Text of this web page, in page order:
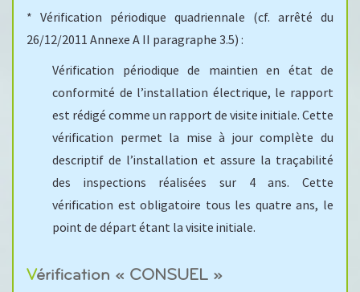
* Vérification périodique quadriennale (cf. arrêté du
26/12/2011 Annexe A II paragraphe 3.5) :
Vérification périodique de maintien en état de
conformité de l’installation électrique, le rapport
est rédigé comme un rapport de visite initiale. Cette
vérification permet la mise à jour complète du
descriptif de l’installation et assure la traçabilité
des inspections réalisées sur 4 ans. Cette
vérification est obligatoire tous les quatre ans, le
point de départ étant la visite initiale.
Vérification « CONSUEL »